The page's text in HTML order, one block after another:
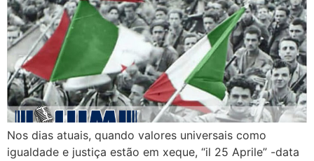
Nos dias atuais, quando valores universais como
igualdade e justiça estão em xeque, “il 25 Aprile” -data